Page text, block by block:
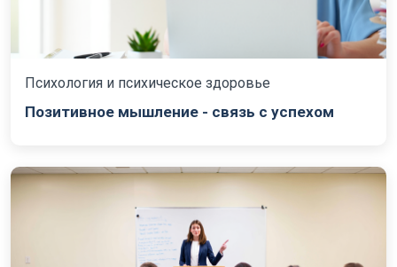
Психология и психическое здоровье
Позитивное мышление - связь с успехом